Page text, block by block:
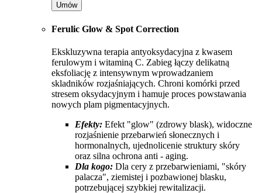
Umów
Ferulic Glow & Spot Correction
Ekskluzywna terapia antyoksydacyjna z kwasem
ferulowym i witaminą C. Zabieg łączy delikatną
eksfoliację z intensywnym wprowadzaniem
skladników rozjaśniających. Chroni komórki przed
stresem oksydacyjnym i hamuje proces powstawania
nowych plam pigmentacyjnych.
Efekty: Efekt "glow" (zdrowy blask), widoczne
rozjaśnienie przebarwień słonecznych i
hormonalnych, ujednolicenie struktury skóry
oraz silna ochrona anti - aging.
Dla kogo: Dla cery z przebarwieniami, "skóry
palacza", ziemistej i pozbawionej blasku,
potrzebującej szybkiej rewitalizacji.